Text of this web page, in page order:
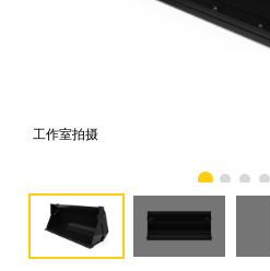
工作室拍摄